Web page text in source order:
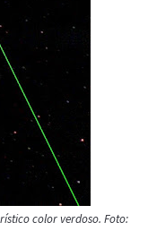
color verdoso. Foto: